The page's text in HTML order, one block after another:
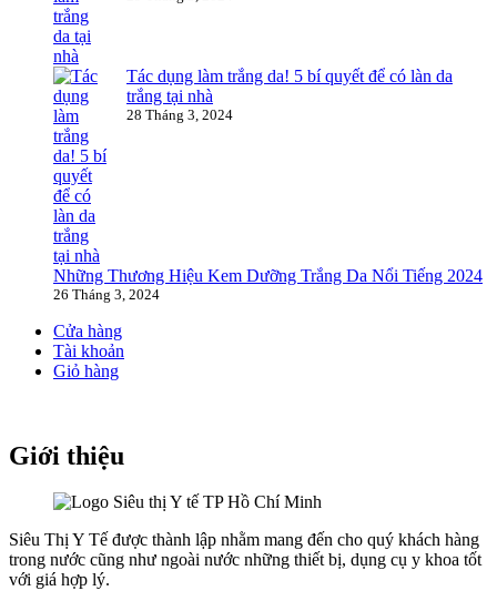
Tác dụng làm trắng da! 5 bí quyết để có làn da
trắng tại nhà
28 Tháng 3, 2024
Những Thương Hiệu Kem Dưỡng Trắng Da Nổi Tiếng 2024
26 Tháng 3, 2024
Cửa hàng
Tài khoản
Giỏ hàng
Giới thiệu
Siêu Thị Y Tế được thành lập nhằm mang đến cho quý khách hàng
trong nước cũng như ngoài nước những thiết bị, dụng cụ y khoa tốt
với giá hợp lý.